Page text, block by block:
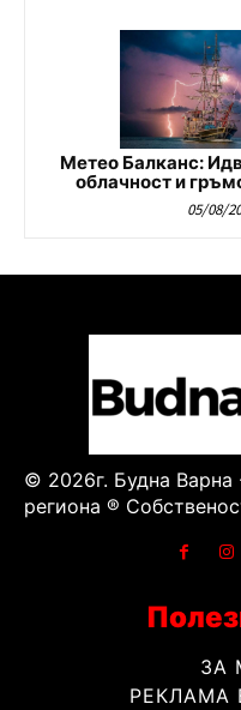
Метео Балканс:
облачност и
05/08/
© 2026г. Будна
региона ®
ЗА
РЕКЛАМА